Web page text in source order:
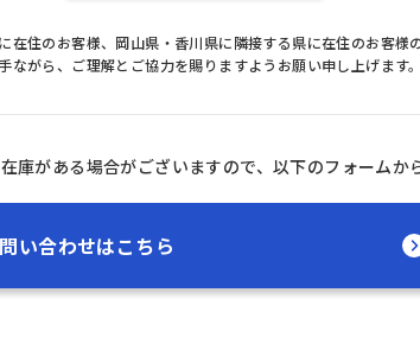
住のお客様、岡山県・香川県に隣接する県に在住のお客様
ながら、ご理解とご協力を賜りますようお願い申し上げます。
庫がある場合がございますので、以下のフォームか
い合わせはこちら